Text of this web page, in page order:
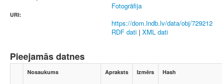
Fotogrāfija
URI:
https://dom.lndb.lv/data/obj/729212
RDF dati | XML dati
Pieejamās datnes
Nosaukums Apraksts Izmērs Hash